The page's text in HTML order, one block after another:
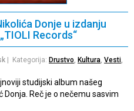
Donje u izdanju
Records“
| Kategorija: Drustvo Kultura Vesti
studijski album našeg
Reč je o nečemu sasvim